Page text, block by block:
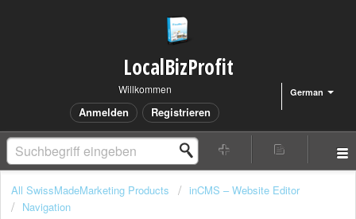
LocalBizProfit
German
Willkommen
Anmelden Registrieren
All SwissMadeMarketing Products
inCMS – Website Editor
Navigation